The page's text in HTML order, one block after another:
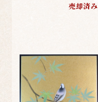
売却済み